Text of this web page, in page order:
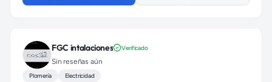
FGC intalaciones Verificado
Sin reseñas aún
Plomería Electricidad